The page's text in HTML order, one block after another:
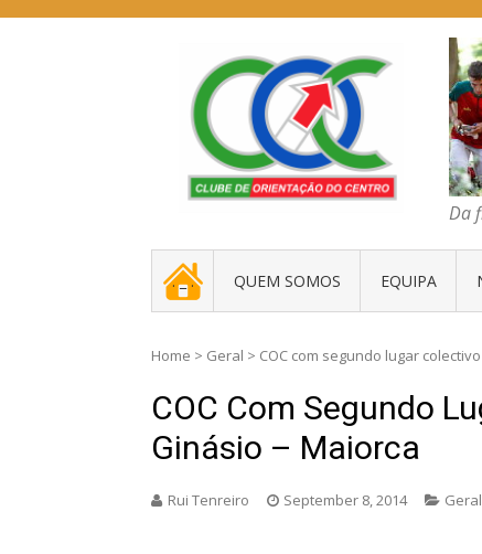
COC –
Da floresta
Da
. _ . QUEM SOMOS EQUIPA
Home > Geral > COC com segundo lugar
COC Com Segundo
Ginásio – Maiorca
Rui Tenreiro September 8, 2014 Geral